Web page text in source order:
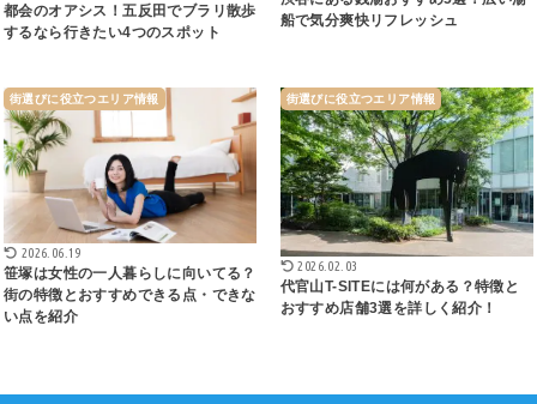
都会のオアシス！五反田でブラリ散歩
するなら行きたい4つのスポット
船で気分爽快リフレッシュ
街選びに役立つエリア情報
2026.06.19
笹塚は女性の一人暮らしに向いてる？
街の特徴とおすすめできる点・できな
い点を紹介
街選びに役立つエリア情報
2026.02.03
代官山T-SITEには何がある？特徴と
おすすめ店舗3選を詳しく紹介！